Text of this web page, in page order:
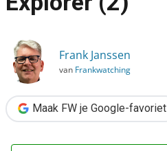
›
Frank Janssen
van Frankwatching
Maak FW je Google-favoriet